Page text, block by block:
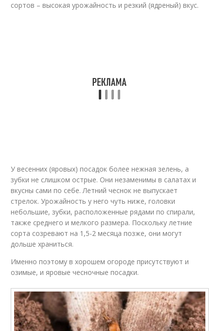
сортов – высокая урожайность и резкий (ядреный) вкус.
У весенних (яровых) посадок более нежная зелень, а
зубки не слишком острые. Они незаменимы в салатах и
вкусны сами по себе. Летний чеснок не выпускает
стрелок. Урожайность у него чуть ниже, головки
небольшие, зубки, расположенные рядами по спирали,
также среднего и мелкого размера. Поскольку летние
сорта созревают на 1,5-2 месяца позже, они могут
дольше храниться.
Именно поэтому в хорошем огороде присутствуют и
озимые, и яровые чесночные посадки.